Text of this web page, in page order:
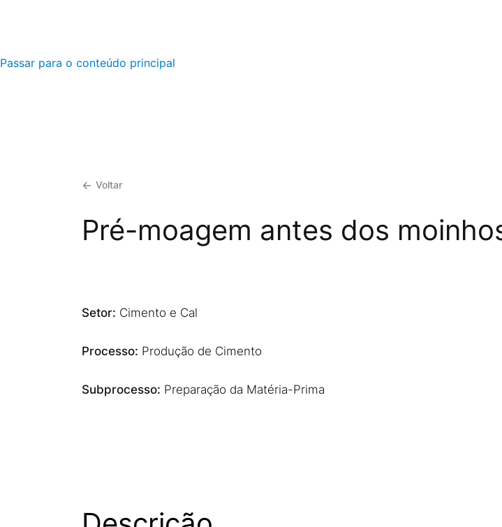
Passar para o conteúdo principal
Voltar
Pré-moagem antes dos
Setor: Cimento e Cal
Processo: Produção de Cimento
Subprocesso: Preparação da Matéria-Prima